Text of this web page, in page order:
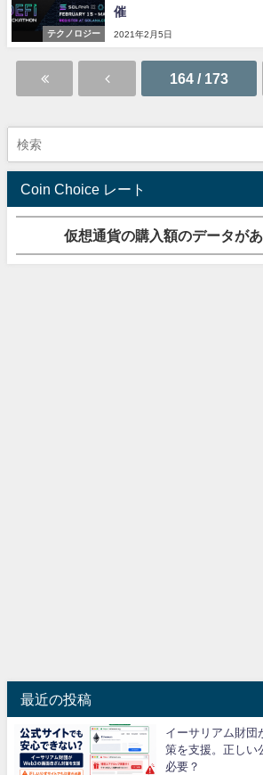
テクノロジー
催
2021年2月5日
164 / 173
Coin Choice レート
仮想通貨の購入額のデータがあ
最近の投稿
イーサリアム財団
策を支援。正しい
必要？